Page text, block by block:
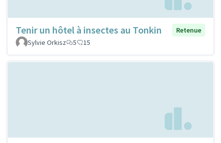
Tenir un hôtel à insectes au Tonkin
Retenue
Sylvie Orkisz
5 15